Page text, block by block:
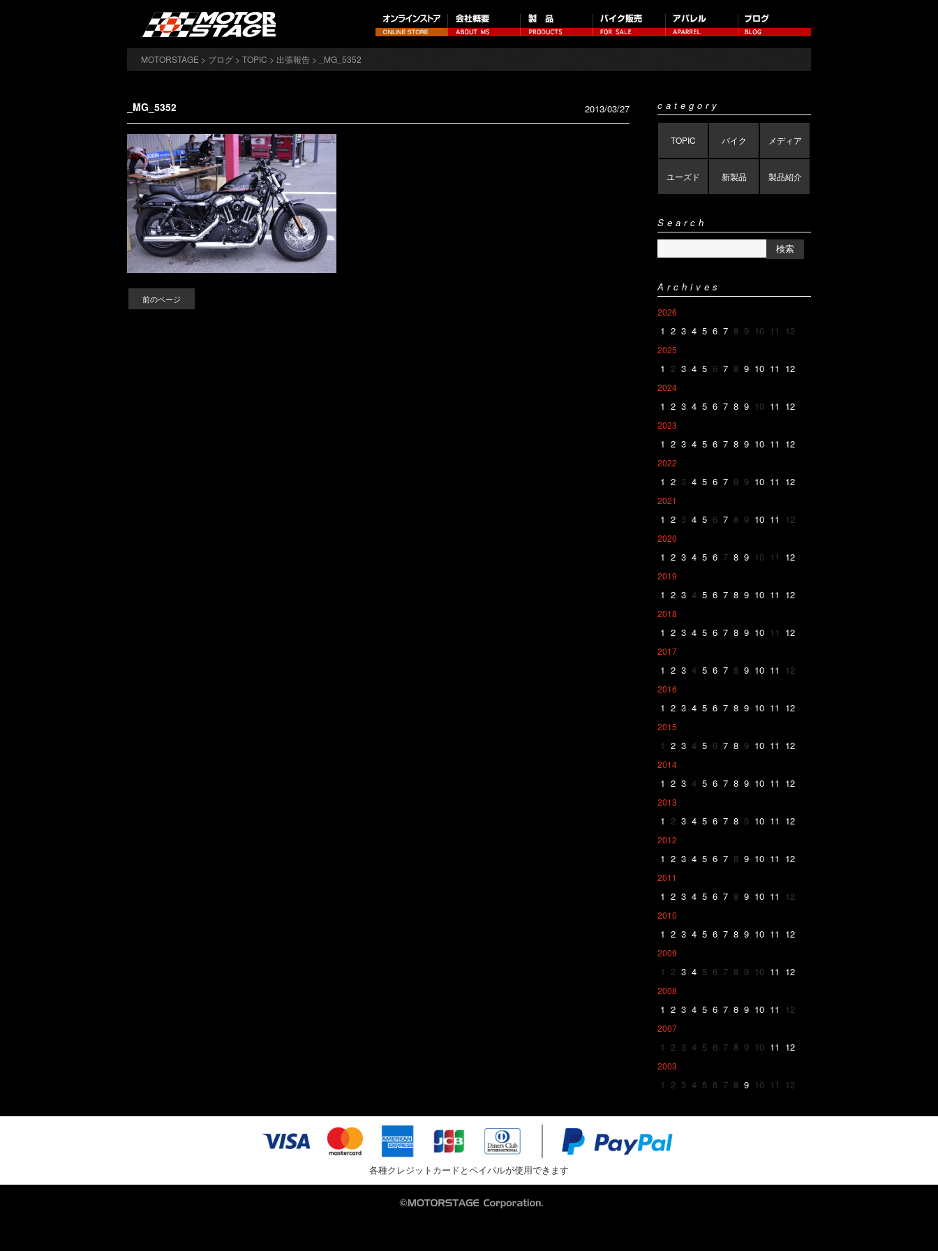
MOTORSTAGE > ブログ > TOPIC > 出張報告 > _MG_5352
_MG_5352 2013/03/27
前のページ
category
TOPIC バイク メディア
ユーズド 新製品 製品紹介
Search
Archives
2026
1 2 3 4 5 6 7 8 9 10 11 12
2025
1 2 3 4 5 6 7 8 9 10 11 12
2024
1 2 3 4 5 6 7 8 9 10 11 12
2023
1 2 3 4 5 6 7 8 9 10 11 12
2022
1 2 3 4 5 6 7 8 9 10 11 12
2021
1 2 3 4 5 6 7 8 9 10 11 12
2020
1 2 3 4 5 6 7 8 9 10 11 12
2019
1 2 3 4 5 6 7 8 9 10 11 12
2018
1 2 3 4 5 6 7 8 9 10 11 12
2017
1 2 3 4 5 6 7 8 9 10 11 12
2016
1 2 3 4 5 6 7 8 9 10 11 12
2015
1 2 3 4 5 6 7 8 9 10 11 12
2014
1 2 3 4 5 6 7 8 9 10 11 12
2013
1 2 3 4 5 6 7 8 9 10 11 12
2012
1 2 3 4 5 6 7 8 9 10 11 12
2011
1 2 3 4 5 6 7 8 9 10 11 12
2010
1 2 3 4 5 6 7 8 9 10 11 12
2009
1 2 3 4 5 6 7 8 9 10 11 12
2008
1 2 3 4 5 6 7 8 9 10 11 12
2007
1 2 3 4 5 6 7 8 9 10 11 12
2003
1 2 3 4 5 6 7 8 9 10 11 12
各種クレジットカードとペイパルが使用できます